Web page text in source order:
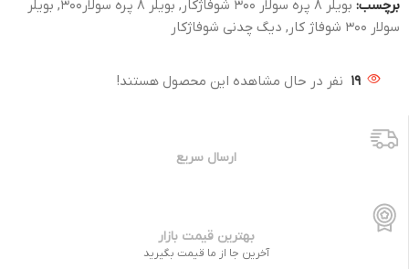
برچسب: بویلر 8 پره سولار 300 شوفاژکار , بویلر 8 پره سولار300 , بویلر
سولار 300 شوفاژ کار
, دیگ چدنی شوفاژکار
19 نفر در حال مشاهده این محصول هستند!
ارسال سریع
بهترین قیمت بازار
آخرین جا از ما قیمت بگیرید